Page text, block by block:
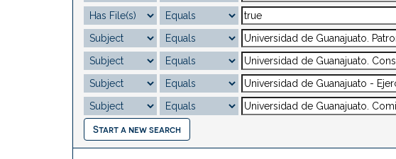
Start a new search